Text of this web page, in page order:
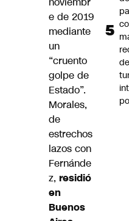
e de 2019
mediante
un
“cruento
golpe de
Estado”.
Morales,
de
estrechos
lazos con
Fernánde
z, residió
en
Buenos